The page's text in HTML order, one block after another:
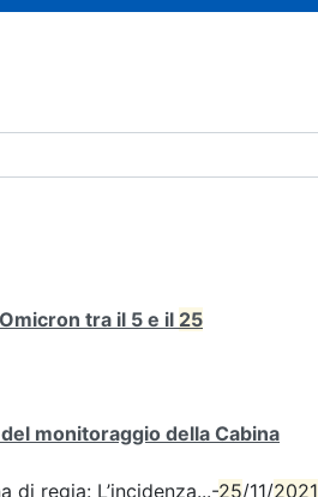
tra il 5 e il 25
monitoraggio della Cabina
di regia: L’incidenza...-25/11/2021